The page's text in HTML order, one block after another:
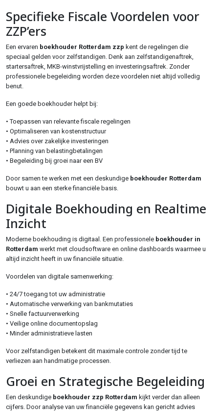
Specifieke Fiscale Voordelen voor
ZZP’ers
Een ervaren boekhouder Rotterdam zzp kent de regelingen die
speciaal gelden voor zelfstandigen. Denk aan zelfstandigenaftrek,
startersaftrek, MKB-winstvrijstelling en investeringsaftrek. Zonder
professionele begeleiding worden deze voordelen niet altijd volledig
benut.
Een goede boekhouder helpt bij:
• Toepassen van relevante fiscale regelingen
• Optimaliseren van kostenstructuur
• Advies over zakelijke investeringen
• Planning van belastingbetalingen
• Begeleiding bij groei naar een BV
Door samen te werken met een deskundige boekhouder Rotterdam
bouwt u aan een sterke financiële basis.
Digitale Boekhouding en Realtime
Inzicht
Moderne boekhouding is digitaal. Een professionele boekhouder in
Rotterdam werkt met cloudsoftware en online dashboards waarmee u
altijd inzicht heeft in uw financiële situatie.
Voordelen van digitale samenwerking:
• 24/7 toegang tot uw administratie
• Automatische verwerking van bankmutaties
• Snelle factuurverwerking
• Veilige online documentopslag
• Minder administratieve lasten
Voor zelfstandigen betekent dit maximale controle zonder tijd te
verliezen aan handmatige processen.
Groei en Strategische Begeleiding
Een deskundige boekhouder zzp Rotterdam kijkt verder dan alleen
cijfers. Door analyse van uw financiële gegevens kan gericht advies